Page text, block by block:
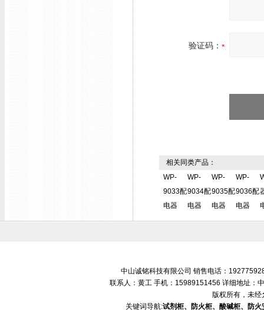
验证码：
相关同类产品：
WP-
9033配
电器
WP-
9034配
电器
WP-
9035配
电器
WP-
9036配
电器
中山诚铭科技有限公司 销售电话：
联系人：黄工 手机：15989151456 详细地址：
版权所有，未经
关键词导航:试剂柜、防火柜、酸碱柜、防